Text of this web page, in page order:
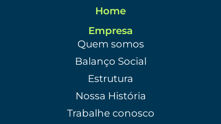
Home
Empresa
Quem somos
Balanço Social
Estrutura
Nossa História
Trabalhe conosco